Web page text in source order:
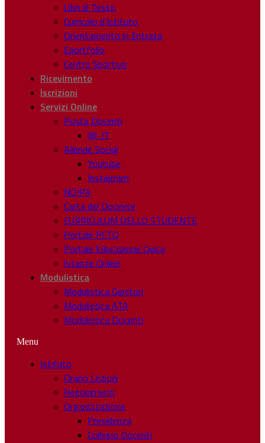
Libri di Testo
Curricolo d’Istituto
Orientamento in Entrata
Eportfolio
Centro Sportivo
Ricevimento
Iscrizioni
Servizi Online
Posta Docenti
@ .IT
Allende Social
Youtube
Instagram
NOIPA
Carta del Docente
CURRICULUM DELLO STUDENTE
Portale PCTO
Portale Educazione Civica
Istanze Online
Modulistica
Modulistica Genitori
Modulistica ATA
Modulistica Docenti
Menu
Istituto
Orario Lezioni
Regolamenti
Organizzazione
Presidenza
Collegio Docenti